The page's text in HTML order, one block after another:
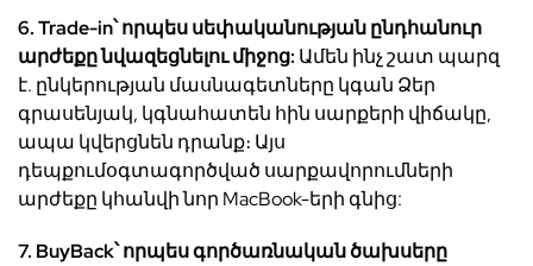
6. Trade-in՝որպեսսեփականությանընդհանուր
արժեքընվազեցնելումիջոց: Ամեն ինչ շատ պարզ
է. ընկերության մասնագետները կգան Ձեր
գրասենյակ, կգնահատեն հին սարքերի վիճակը,
ապա կվերցնեն դրանք։ Այս
դեպքումօգտագործված սարքավորումների
արժեքը կհանվինոր MacBook-երի գնից:
7. BuyBack՝որպեսգործառնականծախսերը